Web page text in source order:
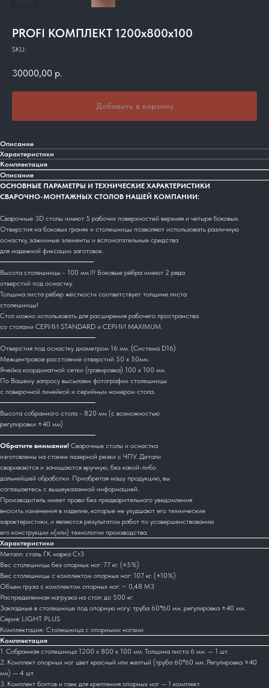
PROFI КОМПЛЕКТ 1200х800х100
SKU:
30000,00 р.
Добавить в корзину
Описание
Характеристики
Комплектация
Описание
ОСНОВНЫЕ ПАРАМЕТРЫ И ТЕХНИЧЕСКИЕ ХАРАКТЕРИСТИКИ
СВАРОЧНО-МОНТАЖНЫХ СТОЛОВ НАШЕЙ КОМПАНИИ:
Сварочные 3D столы имеют 5 рабочих поверхностей верхняя и четыре боковых.
Отверстия на боковых гранях и столешницы позволяют использовать различную
оснастку, зажимные элементы и вспомогательные средства
для надежной фиксации заготовок.
Высота столешницы - 100 мм.!!! Боковые рёбра имеют 2 ряда
отверстий под оснастку.
Толщина листа рёбер жёсткости соответствует толщине листа
столешницы!
Стол можно использовать для расширения рабочего пространства
со столами СЕРИИ STANDARD и СЕРИИ MAXIMUM.
Отверстия под оснастку диаметром 16 мм. (Система D16)
Межцентровое расстояние отверстий 50 х 50мм.
Ячейка координатной сетки (гравировка) 100 х 100 мм.
По Вашему запросу высылаем фотографии столешницы
с поверочной линейкой и серийным номером стола.
Высота собранного стола - 820 мм (с возможностью
регулировки ±40 мм)
Обратите внимание! Сварочные столы и оснастка
изготовлены на станке лазерной резки с ЧПУ. Детали
свариваются и зачищаются вручную, без какой-либо
дальнейшей обработки. Приобретая нашу продукцию, вы
соглашаетесь с вышеуказанной информацией.
Производитель имеет право без предварительного уведомления
вносить изменения в изделие, которые не ухудшают его технические
характеристики, и являются результатом работ по усовершенствованию
его конструкции и(или) технологии производства.
Характеристики
Металл: сталь ГК марка Ст3
Вес столешницы без опорных ног: 77 кг. (±5%)
Вес столешницы с комплектом опорных ног: 107 кг. (±10%)
Объем груза с комплектом опорных ног: ~ 0,48 М3
Распределенная нагрузка на стол: до 500 кг.
Закладные в столешнице под опорную ногу: труба 60*60 мм. регулировка ±40 мм.
Серия: LIGHT PLUS
Комплектация:: Столешница с опорными ногами
Комплектация
1. Собранная столешница 1200 х 800 х 100 мм. Толщина листа 6 мм. — 1 шт.
2. Комплект опорных ног цвет красный или желтый (труба 60*60 мм. Регулировка ±40
мм) — 4 шт.
3. Комплект болтов и гаек для крепления опорных ног — 1 комплект.